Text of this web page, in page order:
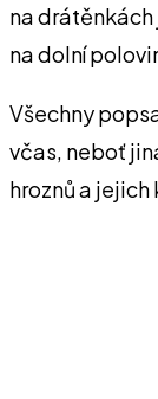
na
na dolní
Všechny
včas, neboť
hroznů a